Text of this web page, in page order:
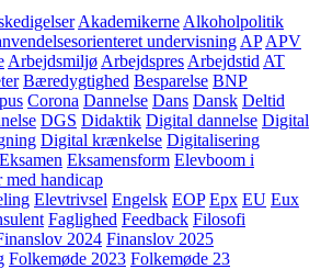
Akademikerne Alkoholpolitik
undervisning AP APV
Arbejdsmiljø Arbejdspres Arbejdstid AT
Bæredygtighed Besparelse BNP
Corona Dannelse Dans Dansk Deltid
DGS Didaktik Digital dannelse Digital
Digital krænkelse Digitalisering
Eksamen Eksamensform Elevboom i
med handicap
Elevtrivsel Engelsk EOP Epx EU Eux
Faglighed Feedback Filosofi
2024 Finanslov 2025
Folkemøde 2023 Folkemøde 23